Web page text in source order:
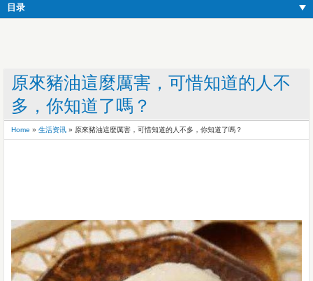
目录
原來豬油這麼厲害，可惜知道的人不
多，你知道了嗎？
Home » 生活资讯 » 原來豬油這麼厲害，可惜知道的人不多，你知道了嗎？